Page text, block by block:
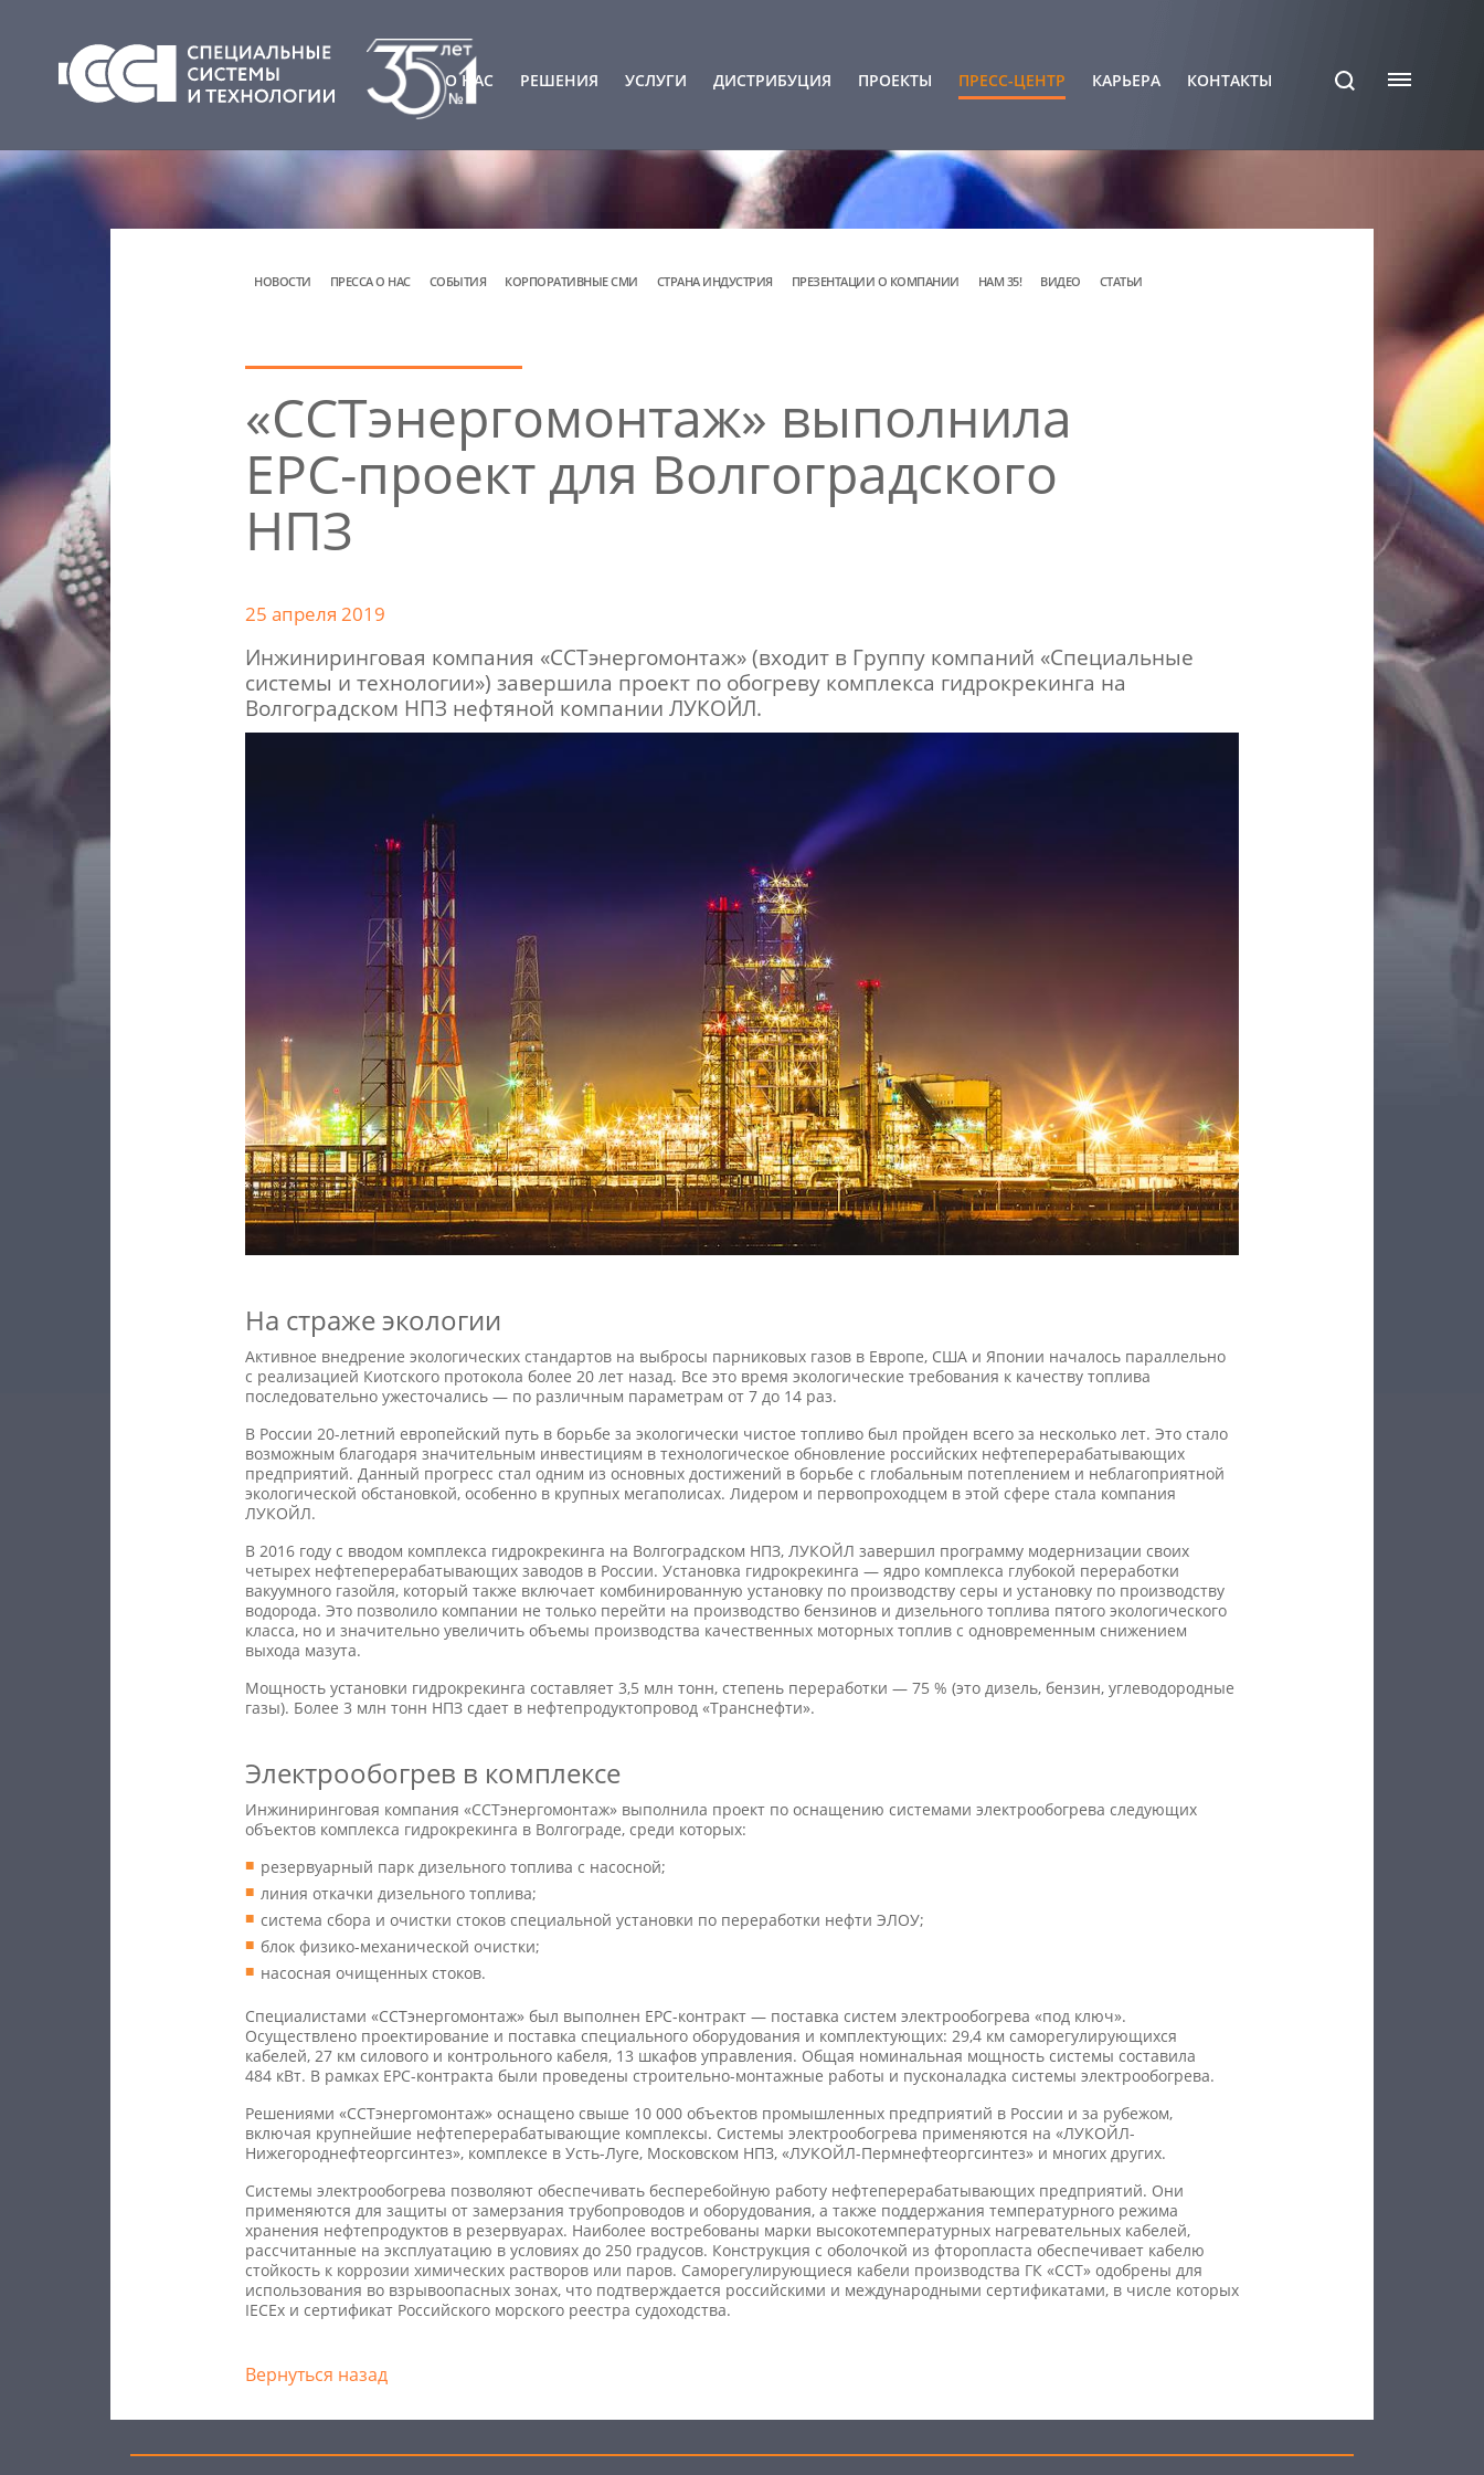
О НАС РЕШЕНИЯ УСЛУГИ ДИСТРИБУЦИЯ ПРОЕКТЫ ПРЕСС-ЦЕНТР КАРЬЕРА КОНТАКТЫ
НОВОСТИ ПРЕССА О НАС СОБЫТИЯ КОРПОРАТИВНЫЕ СМИ СТРАНА ИНДУСТРИЯ ПРЕЗЕНТАЦИИ О КОМПАНИИ НАМ 35! ВИДЕО СТАТЬИ
«ССТэнергомонтаж» выполнила
EPC-проект для Волгоградского
НПЗ
25 апреля 2019
Инжиниринговая компания «ССТэнергомонтаж» (входит в Группу компаний «Специальные
системы и технологии») завершила проект по обогреву комплекса гидрокрекинга на
Волгоградском НПЗ нефтяной компании ЛУКОЙЛ.
На страже экологии
Активное внедрение экологических стандартов на выбросы парниковых газов в Европе, США и Японии началось параллельно
с реализацией Киотского протокола более 20 лет назад. Все это время экологические требования к качеству топлива
последовательно ужесточались — по различным параметрам от 7 до 14 раз.
В России 20-летний европейский путь в борьбе за экологически чистое топливо был пройден всего за несколько лет. Это стало
возможным благодаря значительным инвестициям в технологическое обновление российских нефтеперерабатывающих
предприятий. Данный прогресс стал одним из основных достижений в борьбе с глобальным потеплением и неблагоприятной
экологической обстановкой, особенно в крупных мегаполисах. Лидером и первопроходцем в этой сфере стала компания
ЛУКОЙЛ.
В 2016 году с вводом комплекса гидрокрекинга на Волгоградском НПЗ, ЛУКОЙЛ завершил программу модернизации своих
четырех нефтеперерабатывающих заводов в России. Установка гидрокрекинга — ядро комплекса глубокой переработки
вакуумного газойля, который также включает комбинированную установку по производству серы и установку по производству
водорода. Это позволило компании не только перейти на производство бензинов и дизельного топлива пятого экологического
класса, но и значительно увеличить объемы производства качественных моторных топлив с одновременным снижением
выхода мазута.
Мощность установки гидрокрекинга составляет 3,5 млн тонн, степень переработки — 75 % (это дизель, бензин, углеводородные
газы). Более 3 млн тонн НПЗ сдает в нефтепродуктопровод «Транснефти».
Электрообогрев в комплексе
Инжиниринговая компания «ССТэнергомонтаж» выполнила проект по оснащению системами электрообогрева следующих
объектов комплекса гидрокрекинга в Волгограде, среди которых:
резервуарный парк дизельного топлива с насосной;
линия откачки дизельного топлива;
система сбора и очистки стоков специальной установки по переработки нефти ЭЛОУ;
блок физико-механической очистки;
насосная очищенных стоков.
Специалистами «ССТэнергомонтаж» был выполнен EPC-контракт — поставка систем электрообогрева «под ключ».
Осуществлено проектирование и поставка специального оборудования и комплектующих: 29,4 км саморегулирующихся
кабелей, 27 км силового и контрольного кабеля, 13 шкафов управления. Общая номинальная мощность системы составила
484 кВт. В рамках EPC-контракта были проведены строительно-монтажные работы и пусконаладка системы электрообогрева.
Решениями «ССТэнергомонтаж» оснащено свыше 10 000 объектов промышленных предприятий в России и за рубежом,
включая крупнейшие нефтеперерабатывающие комплексы. Системы электрообогрева применяются на «ЛУКОЙЛ-
Нижегороднефтеоргсинтез», комплексе в Усть-Луге, Московском НПЗ, «ЛУКОЙЛ-Пермнефтеоргсинтез» и многих других.
Системы электрообогрева позволяют обеспечивать бесперебойную работу нефтеперерабатывающих предприятий. Они
применяются для защиты от замерзания трубопроводов и оборудования, а также поддержания температурного режима
хранения нефтепродуктов в резервуарах. Наиболее востребованы марки высокотемпературных нагревательных кабелей,
рассчитанные на эксплуатацию в условиях до 250 градусов. Конструкция с оболочкой из фторопласта обеспечивает кабелю
стойкость к коррозии химических растворов или паров. Саморегулирующиеся кабели производства ГК «ССТ» одобрены для
использования во взрывоопасных зонах, что подтверждается российскими и международными сертификатами, в числе которых
IECEx и сертификат Российского морского реестра судоходства.
Вернуться назад